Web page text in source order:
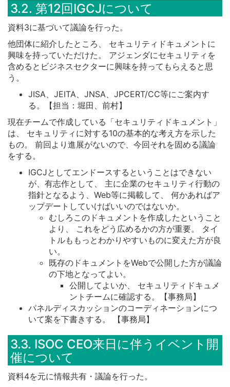
3.2. 第12回IGCJについて
資料3に基づいて議論を行った。
他団体に紹介したところ、 セキュリティドキュメントに
興味を持っていただけた。 アジェンダにセキュリティを
含めるとビジネスセクターに興味を持ってもらえると思
う。
JISA、JEITA、JNSA、JPCERT/CC等にご案内す
る。【担当：堀田、前村】
現在チームで作成している「セキュリティドキュメント」
は、 セキュリティに対する10の基本的な考え方を示した
もの。 前回より進展がないので、今回それを固める議論
をする。
IGCJとしてエンドースするということはできない
が、有志作として、 主に企業のセキュリティ行動の
指針となるよう、Web等に掲載して、 何かあればア
ップデートしていけばいいのではないか。
むしろこのドキュメントを作成したということ
より、 これをどう広めるかの方が重要。 タイ
トルももっとわかりやすいものに変えた方が良
い。
既存のドキュメントをWebで公開した方が議論
の下地となってよい。
公開してよいか、 セキュリティドキュメ
ントチームに確認する。【事務局】
パネルディスカッションのコーディネーションにつ
いて案を下書きする。 【事務局】
3.3. ISOC CEO来日に伴うイベント開
催について
資料4を元に情報共有・議論を行った。